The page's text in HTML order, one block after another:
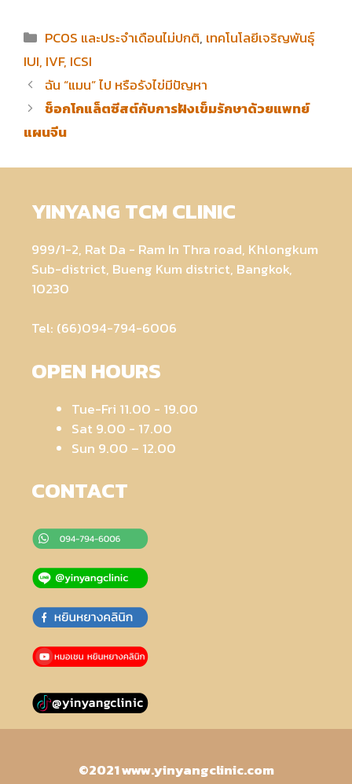
Categories
PCOS และประจำเดือนไม่ปกติ, เทคโนโลยีเจริญพันธ์ุ
IUI, IVF, ICSI
ฉัน “แมน” ไป หรือรังไข่มีปัญหา
ช็อกโกแล็ตซีสต์กับการฝังเข็มรักษาด้วยแพทย์
แผนจีน
YINYANG TCM CLINIC
999/1-2, Rat Da - Ram In Thra road, Khlongkum
Sub-district, Bueng Kum district, Bangkok,
10230
Tel: (66)094-794-6006
OPEN HOURS
Tue-Fri 11.00 - 19.00
Sat 9.00 - 17.00
Sun 9.00 – 12.00
CONTACT
©2021 www.yinyangclinic.com